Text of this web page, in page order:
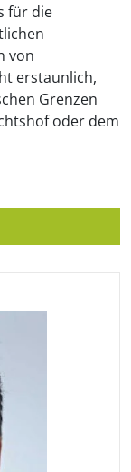
für die
von
erstaunlich,
Grenzen
oder dem